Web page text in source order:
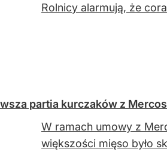
Rolnicy alarmują, że
partia kurczaków z
W ramach umowy z
większości mięso było